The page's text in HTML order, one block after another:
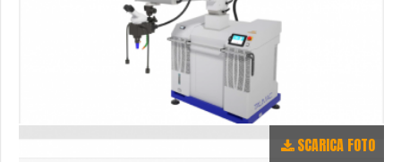
SCARICA FOTO